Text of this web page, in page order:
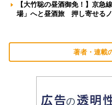
【大竹聡の昼酒御免！】京急
場」へと昼酒旅 押し寄せる
著者・連載